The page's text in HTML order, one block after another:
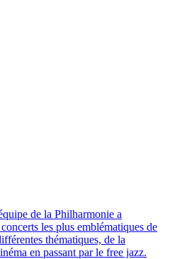
de la Philharmonie a
les plus emblématiques de
thématiques, de la
en passant par le free jazz.